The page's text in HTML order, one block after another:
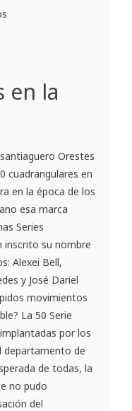
en la
Orestes
cuadrangulares en
en la época de los
esa marca
Series
inscrito su nombre
Alexei Bell,
y José Dariel
movimientos
La 50 Serie
por los
departamento de
de todas, la
no pudo
del